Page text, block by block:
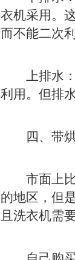
衣机采用。
而不能二次
上排水：
利用。但排
四、带烘
市面上比
的地区，但
且洗衣机需